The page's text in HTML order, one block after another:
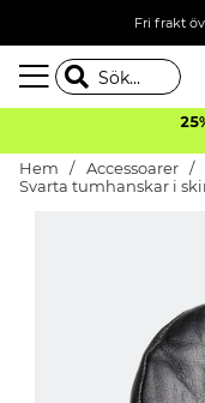
Fri frakt
Hem Accessoarer
Svarta tumhanskar i